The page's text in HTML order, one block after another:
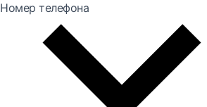
Номер телефона